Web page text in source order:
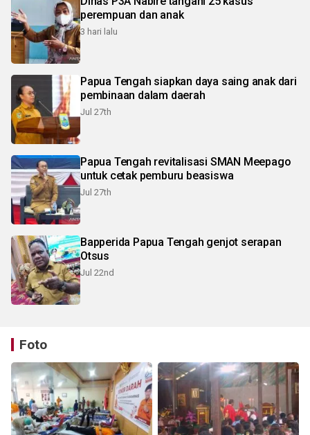
perempuan dan anak
3 hari lalu
Papua Tengah siapkan daya saing anak dari
pembinaan dalam daerah
Jul 27th
Papua Tengah revitalisasi SMAN Meepago
untuk cetak pemburu beasiswa
Jul 27th
Bapperida Papua Tengah genjot serapan
Otsus
Jul 22nd
Foto